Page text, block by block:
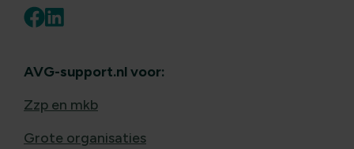
AVG-support.nl voor:
Zzp en mkb
Grote organisaties